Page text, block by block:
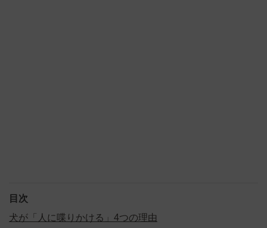
目次
犬が「人に喋りかける」4つの理由